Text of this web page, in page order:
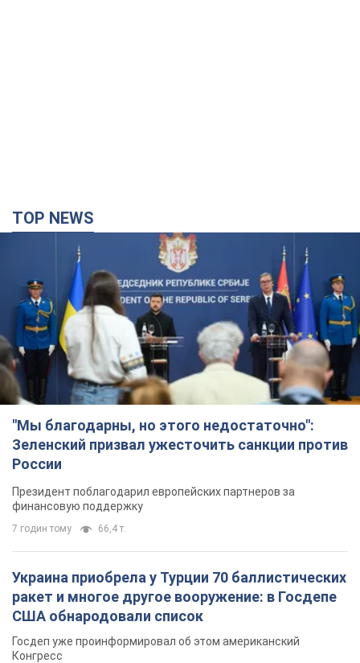
Президент поблагодарил европейских партнеров за
финансовую поддержку
Украина приобрела у Турции 70 баллистических
ракет и многое другое вооружение: в Госдепе
США обнародовали список
Госдеп уже проинформировал об этом американский
Конгресс
4 години тому 9,8 т.
"Нас услышали лишь одним ухом": в городах
Украины уже 24-й день подряд проходят
митинги в поддержку Федорова. Фото и видео
Антиправительственные выступления с требованием
вернуть Федорова продолжаются до сих пор
4 години тому 3,5 т.